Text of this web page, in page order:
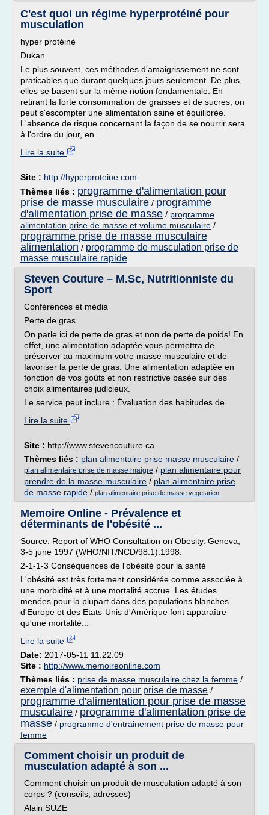
C'est quoi un régime hyperprotéiné pour
musculation
hyper protéiné
Dukan
Le plus souvent, ces méthodes d'amaigrissement ne sont
praticables que durant quelques jours seulement. De plus,
elles se basent sur la même notion fondamentale. En
retirant la forte consommation de graisses et de sucres, on
peut s'escompter une alimentation saine et équilibrée.
L'absence de risque concernant la façon de se nourrir sera
à l'ordre du jour, en...
Lire la suite
Site : http://hyperproteine.com
Thèmes liés : programme d'alimentation pour
prise de masse musculaire / programme
d'alimentation prise de masse / programme
alimentation prise de masse et volume musculaire /
programme prise de masse musculaire
alimentation / programme de musculation prise de
masse musculaire rapide
Steven Couture – M.Sc, Nutritionniste du
Sport
Conférences et média
Perte de gras
On parle ici de perte de gras et non de perte de poids! En
effet, une alimentation adaptée vous permettra de
préserver au maximum votre masse musculaire et de
favoriser la perte de gras. Une alimentation adaptée en
fonction de vos goûts et non restrictive basée sur des
choix alimentaires judicieux.
Le service peut inclure : Évaluation des habitudes de...
Lire la suite
Site : http://www.stevencouture.ca
Thèmes liés : plan alimentaire prise masse musculaire /
plan alimentaire prise de masse maigre / plan alimentaire pour
prendre de la masse musculaire / plan alimentaire prise
de masse rapide / plan alimentaire prise de masse vegetarien
Memoire Online - Prévalence et
déterminants de l'obésité ...
Source: Report of WHO Consultation on Obesity. Geneva,
3-5 june 1997 (WHO/NIT/NCD/98.1):1998.
2-1-1-3 Conséquences de l'obésité pour la santé
L'obésité est très fortement considérée comme associée à
une morbidité et à une mortalité accrue. Les études
menées pour la plupart dans des populations blanches
d'Europe et des Etats-Unis d'Amérique font apparaître
qu'une mortalité...
Lire la suite
Date: 2017-05-11 11:22:09
Site : http://www.memoireonline.com
Thèmes liés : prise de masse musculaire chez la femme /
exemple d'alimentation pour prise de masse /
programme d'alimentation pour prise de masse
musculaire / programme d'alimentation prise de
masse / programme d'entrainement prise de masse pour
femme
Comment choisir un produit de
musculation adapté à son ...
Comment choisir un produit de musculation adapté à son
corps ? (conseils, adresses)
Alain SUZE